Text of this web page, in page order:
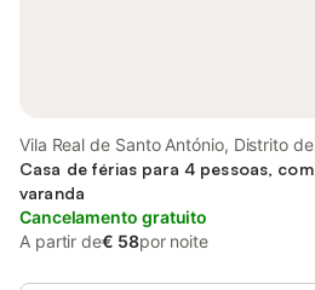
Vila Real de Santo António, Distrito de
Faro
Casa de férias para 4 pessoas, com
varanda
Cancelamento gratuito
A partir de€ 58por noite